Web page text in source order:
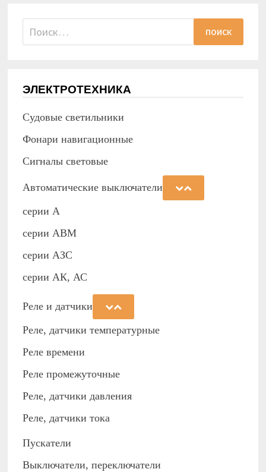
Найти:
ЭЛЕКТРОТЕХНИКА
Судовые светильники
Фонари навигационные
Сигналы световые
Автоматические выключатели
серии А
серии АВМ
cерии АЗС
серии АК, АС
Реле и датчики
Реле, датчики температурные
Реле времени
Реле промежуточные
Реле, датчики давления
Реле, датчики тока
Пускатели
Выключатели, переключатели